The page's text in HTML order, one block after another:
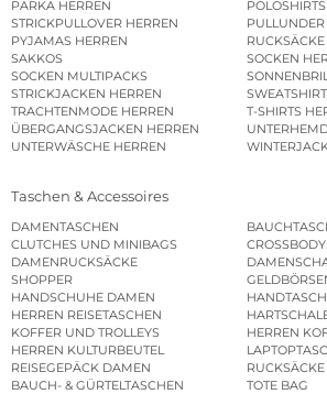
PARKA HERREN
STRICKPULLOVER HERREN
PULLUNDER
PYJAMAS HERREN
SAKKOS
SOCKEN
SOCKEN MULTIPACKS
STRICKJACKEN HERREN
TRACHTENMODE HERREN
T-SHIRTS
ÜBERGANGSJACKEN HERREN
UNTERWÄSCHE HERREN
Taschen & Accessoires
DAMENTASCHEN
CLUTCHES UND MINIBAGS
DAMENRUCKSÄCKE
SHOPPER
HANDSCHUHE DAMEN
HERREN REISETASCHEN
KOFFER UND TROLLEYS
HERREN
HERREN KULTURBEUTEL
REISEGEPÄCK DAMEN
BAUCH- & GÜRTELTASCHEN
TOTE BAG